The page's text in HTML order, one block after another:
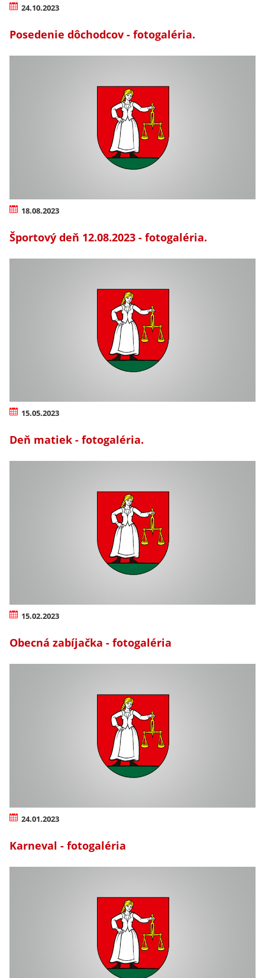
24.10.2023
Posedenie dôchodcov - fotogaléria.
18.08.2023
Športový deň 12.08.2023 - fotogaléria.
15.05.2023
Deň matiek - fotogaléria.
15.02.2023
Obecná zabíjačka - fotogaléria
24.01.2023
Karneval - fotogaléria